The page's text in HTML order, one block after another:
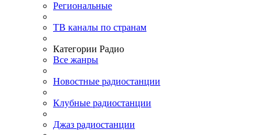
Региональные
ТВ каналы по странам
Категории Радио
Все жанры
Новостные радиостанции
Клубные радиостанции
Джаз радиостанции